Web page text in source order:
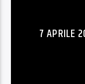
7 APRILE